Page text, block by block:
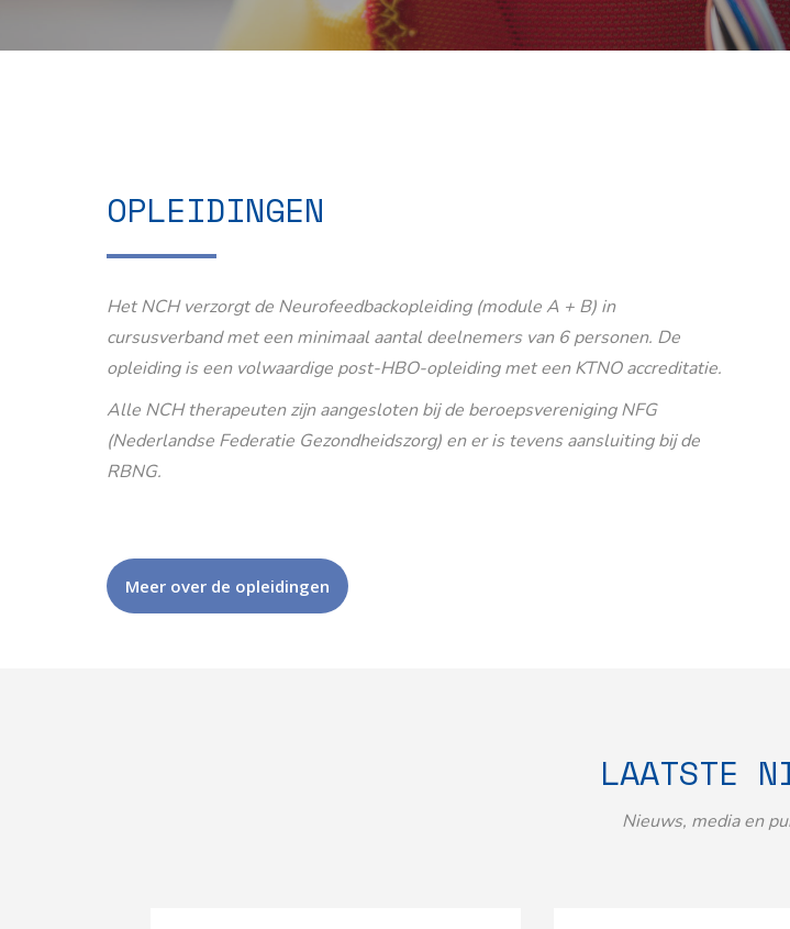
OPLEIDINGEN
Het NCH verzorgt de Neurofeedbackopleiding (module A + B) in
cursusverband met een minimaal aantal deelnemers van 6 personen. De
opleiding is een volwaardige post-HBO-opleiding met een KTNO accreditatie.
Alle NCH therapeuten zijn aangesloten bij de beroepsvereniging NFG
(Nederlandse Federatie Gezondheidszorg) en er is tevens aansluiting bij de
RBNG.
Meer over de opleidingen
LAATSTE
Nieuws, media en